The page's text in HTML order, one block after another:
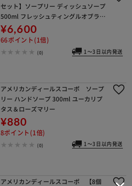
セット】ソープリー ディッシュソープ
500ml フレッシュティングルオブライ
ム
¥6,600
66ポイント(1倍)
(0) 1～3日以内発送
アメリカンディールスコーポ ソープ
リー ハンドソープ 300ml ユーカリプ
タス＆ローズマリー
¥880
8ポイント(1倍)
(0) 1～3日以内発送
アメリカンディールスコーポ 【8個